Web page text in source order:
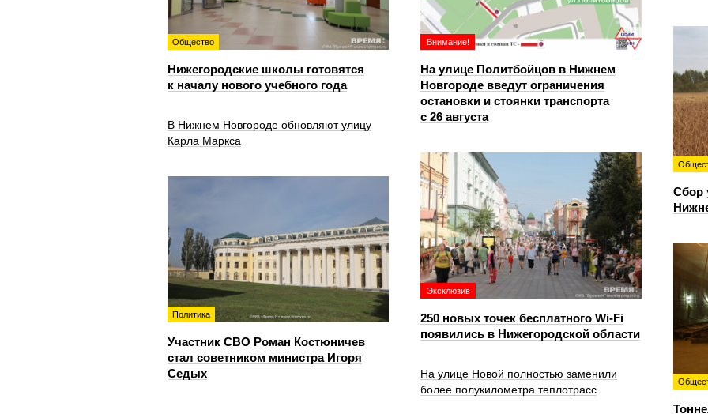
Общество
Нижегородские школы готовятся
к началу нового учебного года
Внимание!
На улице Политбойцов в Нижнем
Новгороде введут ограничения
остановки и стоянки транспорта
с 26 августа
Сбор
В Нижнем Новгороде обновляют улицу
Карла Маркса
Эксклюзив
250 новых точек бесплатного Wi-Fi
появились в Нижегородской области
Политика
Участник СВО Роман Костюничев
стал советником министра Игоря
Седых
На улице Новой полностью заменили
более полукилометра теплотрасс